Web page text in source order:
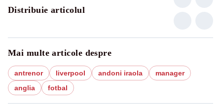
Distribuie articolul
Mai multe articole despre
antrenor liverpool andoni iraola
manager
anglia
fotbal